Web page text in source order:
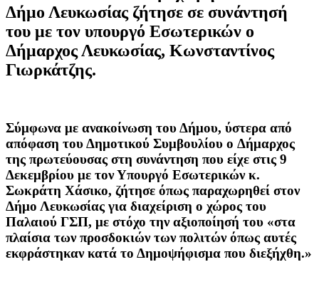
Δήμο Λευκωσίας ζήτησε σε συνάντησή
του με τον υπουργό Εσωτερικών ο
Δήμαρχος Λευκωσίας, Κωνσταντίνος
Γιωρκάτζης.
Σύμφωνα με ανακοίνωση του Δήμου, ύστερα από
απόφαση του Δημοτικού Συμβουλίου ο Δήμαρχος
της πρωτεύουσας στη συνάντηση που είχε στις 9
Δεκεμβρίου με τον Υπουργό Εσωτερικών κ.
Σωκράτη Χάσικο, ζήτησε όπως παραχωρηθεί στον
Δήμο Λευκωσίας για διαχείριση ο χώρος του
Παλαιού ΓΣΠ, με στόχο την αξιοποίησή του «στα
πλαίσια των προσδοκιών των πολιτών όπως αυτές
εκφράστηκαν κατά το Δημοψήφισμα που διεξήχθη.»